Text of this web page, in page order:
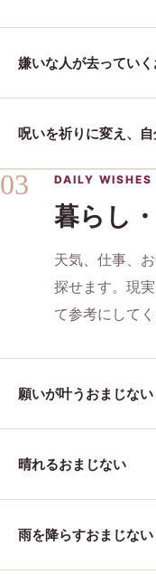
嫌いな人が去ってい
呪いを祈りに変え、
03 DAILY WISHES
暮らし
天気、仕事、
探せます。現
て参考にしてく
願いが叶うおまじない
晴れるおまじない
雨を降らすおまじない